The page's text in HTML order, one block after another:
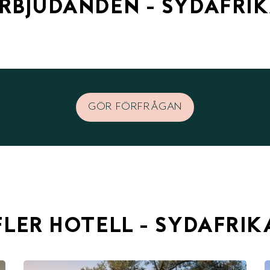
-
GÖR FÖRFRÅGAN
HOTELL -